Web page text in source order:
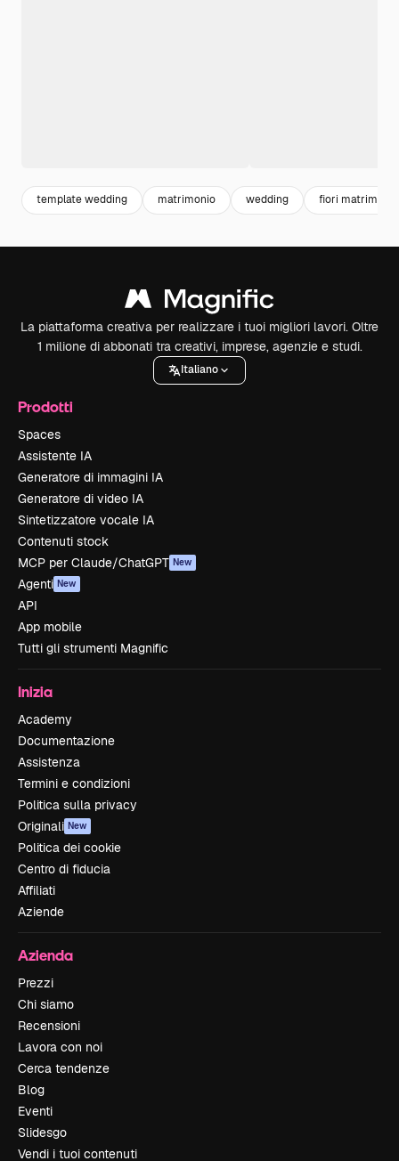
template wedding matrimonio wedding fiori matrimonio
La piattaforma creativa per realizzare i tuoi migliori lavori. Oltre
1 milione di abbonati tra creativi, imprese, agenzie e studi.
Italiano
Prodotti
Spaces
Assistente IA
Generatore di immagini IA
Generatore di video IA
Sintetizzatore vocale IA
Contenuti stock
MCP per Claude/ChatGPT New
Agenti New
API
App mobile
Tutti gli strumenti Magnific
Inizia
Academy
Documentazione
Assistenza
Termini e condizioni
Politica sulla privacy
Originali New
Politica dei cookie
Centro di fiducia
Affiliati
Aziende
Azienda
Prezzi
Chi siamo
Recensioni
Lavora con noi
Cerca tendenze
Blog
Eventi
Slidesgo
Vendi i tuoi contenuti